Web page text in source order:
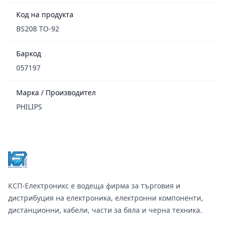
Код на продукта
BS208 TO-92
Баркод
057197
Марка / Производител
PHILIPS
КСП-Електроникс е водеща фирма за търговия и
дистрибуция на електроника, електронни компоненти,
дистанционни, кабели, части за бяла и черна техника.